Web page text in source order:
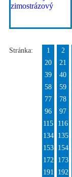
Stránka: 1 2
20
21
39
40
58
59
77
78
96
97
115
116
134
135
153
154
172
173
191
192